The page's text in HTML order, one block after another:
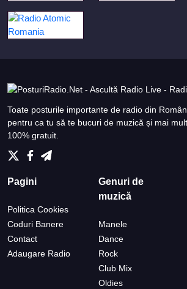
Toate posturile importante de radio din
pentru ca tu să te bucuri de muzică și mai
100% gratuit.
Pagini
Politica Cookies
Coduri Banere
Contact
Adaugare Radio
Genuri de
muzică
Manele
Dance
Rock
Club Mix
Oldies